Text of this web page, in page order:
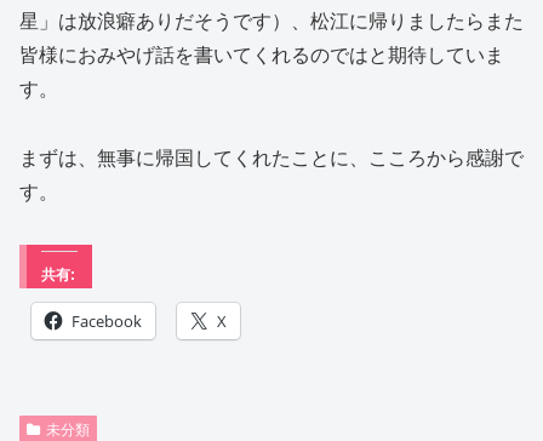
星」は放浪癖ありだそうです）、松江に帰りましたらまた
皆様におみやげ話を書いてくれるのではと期待していま
す。
まずは、無事に帰国してくれたことに、こころから感謝で
す。
共有:
Facebook X
未分類